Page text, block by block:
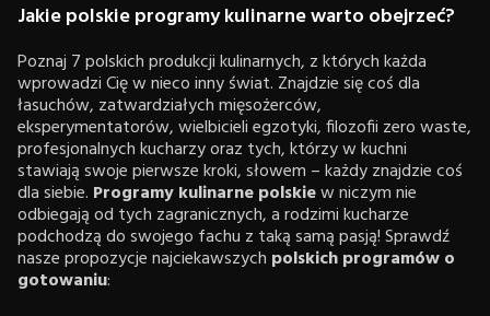
Jakie polskie programy kulinarne warto obejrzeć?
Poznaj 7 polskich produkcji kulinarnych, z których każda
wprowadzi Cię w nieco inny świat. Znajdzie się coś dla
łasuchów, zatwardziałych mięsożerców,
eksperymentatorów, wielbicieli egzotyki, filozofii zero waste,
profesjonalnych kucharzy oraz tych, którzy w kuchni
stawiają swoje pierwsze kroki, słowem – każdy znajdzie coś
dla siebie. Programy kulinarne polskiew niczym nie
odbiegają od tych zagranicznych, a rodzimi kucharze
podchodzą do swojego fachu z taką samą pasją! Sprawdź
nasze propozycje najciekawszych polskichprogramów o
gotowaniu: